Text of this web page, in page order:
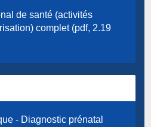
de santé (activités
complet (pdf, 2.19
- Diagnostic prénatal